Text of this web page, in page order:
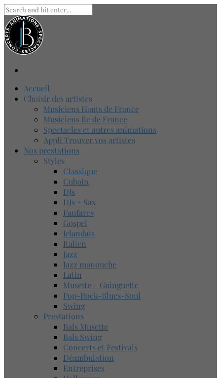
Accueil
Choisir des artistes
Musiciens Hauts de France
Musiciens Ile de France
Spectacles et autres animations
Appli Trouver vos artistes
Nos prestations
Styles
Classique
Cubain
DJs
DJs + Sax
Fanfares
Gospel
Irlandais
Italien
Jazz
Jazz manouche
Latin
Musette – Guinguette
Pop-Rock-Blues-Soul
Swing
Prestations
Bals Musette
Bals Swing
Concerts et Festivals
Déambulation
Entreprises